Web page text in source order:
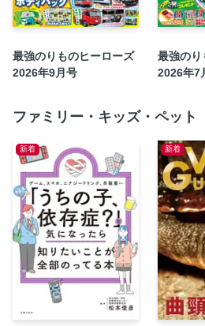
んしゃトーマス最新情報
【くるまのページ】［のりものの
【てつどうのページ】［ずかん］
［豪華ふろく4］おしほうだい!!
りかた
［豪華ふろく4］おしほうだい!!
こみふろく2）
【てつどうのページ】【くるまの
ね・そのたのページ】［ニュー
を みつけたぞ!!
【てつどうのページ】【くるまの
ね・そのたのページ】［ずかん］
ぱい アニマル のりもの ずかん
【くるまのページ】［シールあそ
を はって おなじに しよう♪
最強のりものヒーローズ
2026年9月号
最強のり
2026年7
ファミリー・キッズ・ペット
新着 新着